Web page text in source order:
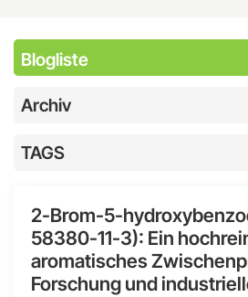
Blogliste
Archiv
TAGS
2-Brom-5-
58380-11-3): Ein
aromatisches
Forschung und